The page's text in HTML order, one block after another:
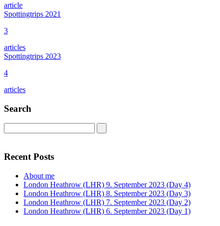
article
Spottingtrips 2021
3
articles
Spottingtrips 2023
4
articles
Search
Recent Posts
About me
London Heathrow (LHR) 9. September 2023 (Day 4)
London Heathrow (LHR) 8. September 2023 (Day 3)
London Heathrow (LHR) 7. September 2023 (Day 2)
London Heathrow (LHR) 6. September 2023 (Day 1)